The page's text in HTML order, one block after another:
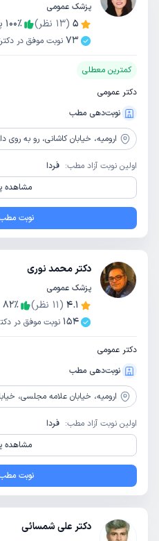
پزشک عمومی
5
(
13 نظر) 100٪
73 نوبت موفق در
کمترین معطلی
دکتر عمومی
نوبت‌دهی مطب
ارومیه، خیابان کاشانی، رو به روی دارایی،
اولین نوبت آزاد مطب: فردا
مشاهده
نوبت
دکتر محمد نوری
پزشک عمومی
4.1
(
11 نظر) 82٪
154 نوبت موفق در
دکتر عمومی
نوبت‌دهی مطب
ارومیه، خیابان علامه مجلسی،
اولین نوبت آزاد مطب: فردا
مشاهده
نوبت
دکتر علی شمسائی